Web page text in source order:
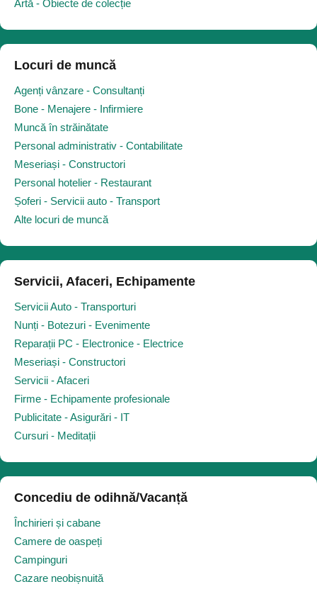
Artă - Obiecte de colecție
Locuri de muncă
Agenți vânzare - Consultanți
Bone - Menajere - Infirmiere
Muncă în străinătate
Personal administrativ - Contabilitate
Meseriași - Constructori
Personal hotelier - Restaurant
Șoferi - Servicii auto - Transport
Alte locuri de muncă
Servicii, Afaceri, Echipamente
Servicii Auto - Transporturi
Nunți - Botezuri - Evenimente
Reparații PC - Electronice - Electrice
Meseriași - Constructori
Servicii - Afaceri
Firme - Echipamente profesionale
Publicitate - Asigurări - IT
Cursuri - Meditații
Concediu de odihnă/Vacanță
Închirieri și cabane
Camere de oaspeți
Campinguri
Cazare neobișnuită